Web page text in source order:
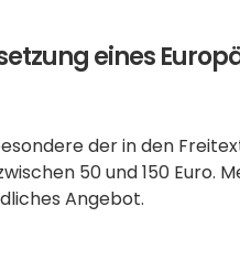
eines
der in den
50 und 150 Euro.
Angebot.